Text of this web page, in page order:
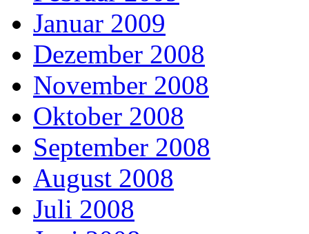
Januar 2009
Dezember 2008
November 2008
Oktober 2008
September 2008
August 2008
Juli 2008